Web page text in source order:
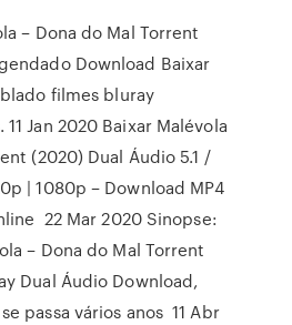
– Dona do Mal Torrent
Download Baixar
filmes bluray
Jan 2020 Baixar Malévola
(2020) Dual Áudio 5.1 /
| 1080p – Download MP4
22 Mar 2020 Sinopse:
– Dona do Mal Torrent
Dual Áudio Download,
passa vários anos 11 Abr